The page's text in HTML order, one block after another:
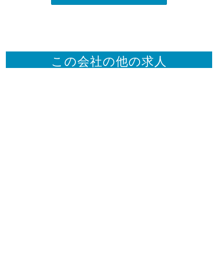
この会社の他の求人